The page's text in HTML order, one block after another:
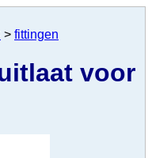
> fittingen
voor